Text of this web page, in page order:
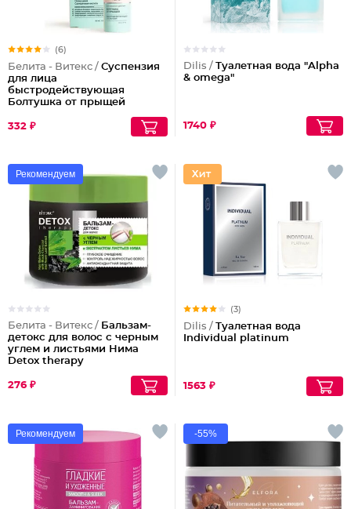
(6)
Белита - Витекс / Суспензия
для лица
быстродействующая
Болтушка от прыщей
332 ₽
Dilis / Туалетная вода "Alpha
& omega"
1740 ₽
Рекомендуем
Белита - Витекс / Бальзам-
детокс для волос с черным
углем и листьями Нима
Detox therapy
276 ₽
(3)
Dilis / Туалетная вода
Individual platinum
1563 ₽
Рекомендуем -55%